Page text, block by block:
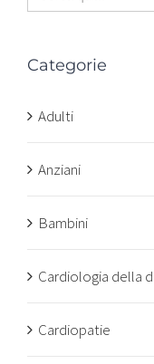
Categorie
Adulti
Anziani
Bambini
Cardiologia della
Cardiopatie